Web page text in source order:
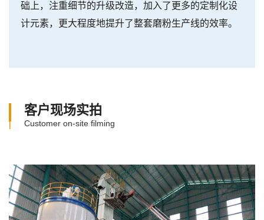
础上，注重细节的升级改造，加入了更多的定制化设
计元素，更大程度地提升了整套磨粉生产线的效率。
客户现场实拍
Customer on-site filming